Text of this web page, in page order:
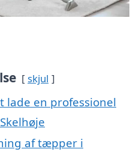
skjul
lade en professionel
af tæpper i